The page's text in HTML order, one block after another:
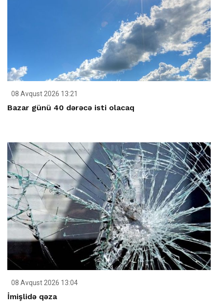
08 Avqust 2026 13:21
Bazar günü 40 dərəcə isti olacaq
08 Avqust 2026 13:04
İmişlidə qəza